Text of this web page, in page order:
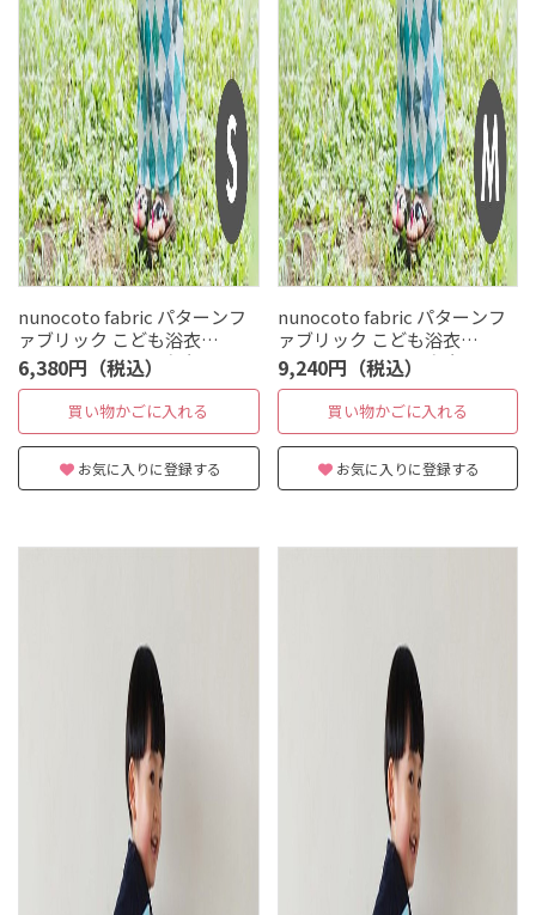
nunocoto fabric パターンフ
ァブリック こども浴衣
[rainyday] Sサイズ（90～
100cm）
6,380円（税込）
買い物かごに入れる
お気に入りに登録する
nunocoto fabric パターンフ
ァブリック こども浴衣
[rainyday] Mサイズ（120～
140cm）
9,240円（税込）
買い物かごに入れる
お気に入りに登録する